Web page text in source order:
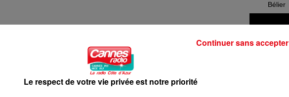
Bélier
Le respect de votre vie privée est notre priorité
Continuer sans accepter